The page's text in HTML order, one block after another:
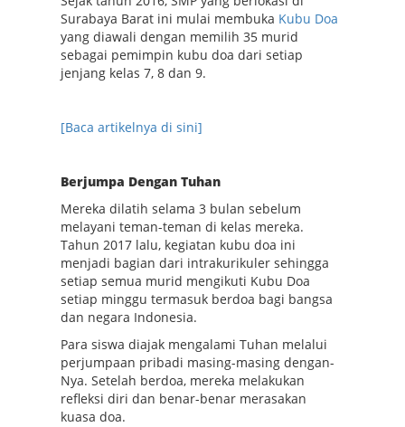
Surabaya Barat ini mulai membuka Kubu Doa
yang diawali dengan memilih 35 murid
sebagai pemimpin kubu doa dari setiap
jenjang kelas 7, 8 dan 9.
[Baca artikelnya di sini]
Berjumpa Dengan Tuhan
Merekadilatihselama 3 bulan sebelum
melayani teman-teman di kelas mereka.
Tahun 2017 lalu, kegiatan kubu doa ini
menjadi bagian dari intrakurikuler sehingga
setiap semua murid mengikuti Kubu Doa
setiap minggu termasuk berdoa bagi bangsa
dan negara Indonesia.
Para siswa diajak mengalami Tuhan melalui
perjumpaan pribadi masing-masing dengan-
Nya. Setelah berdoa, mereka melakukan
refleksi diri dan benar-benar merasakan
kuasa doa.